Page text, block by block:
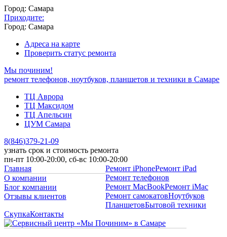
Город: Самара
Приходите:
Город: Самара
Адреса на карте
Проверить статус ремонта
Мы починим!
ремонт телефонов, ноутбуков, планшетов и техники в Самаре
ТЦ Аврора
ТЦ Максидом
ТЦ Апельсин
ЦУМ Самара
8(846)379-21-09
узнать срок и стоимость ремонта
пн-пт 10:00-20:00, сб-вс 10:00-20:00
Главная
О компании
Блог компании
Отзывы клиентов
Ремонт iPhoneРемонт iPad
Ремонт телефонов
Ремонт MacBookРемонт iMac
Ремонт самокатовНоутбуков
ПланшетовБытовой техники
СкупкаКонтакты